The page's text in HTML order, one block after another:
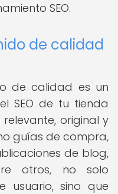
SEO.
de calidad
de calidad es un
SEO de tu tienda
original y
guías de compra,
de blog,
otros, no solo
usuario, sino que